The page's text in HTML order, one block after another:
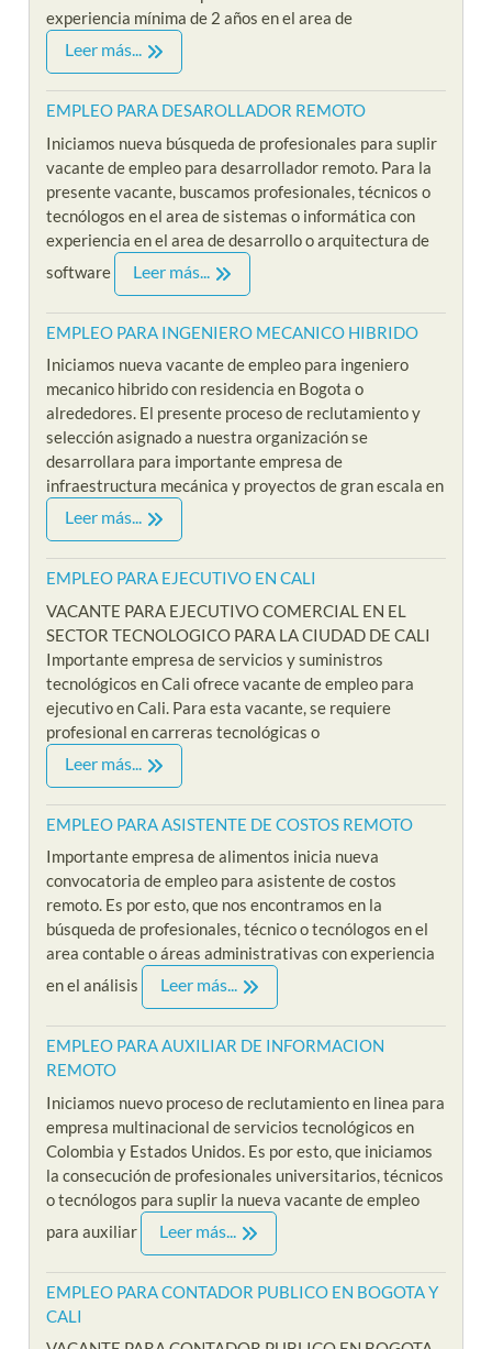
experiencia mínima de 2 años en el area de
Leer más...
EMPLEO PARA DESAROLLADOR REMOTO
Iniciamos nueva búsqueda de profesionales para suplir
vacante de empleo para desarrollador remoto. Para la
presente vacante, buscamos profesionales, técnicos o
tecnólogos en el area de sistemas o informática con
experiencia en el area de desarrollo o arquitectura de
software
Leer más...
EMPLEO PARA INGENIERO MECANICO HIBRIDO
Iniciamos nueva vacante de empleo para ingeniero
mecanico hibrido con residencia en Bogota o
alrededores. El presente proceso de reclutamiento y
selección asignado a nuestra organización se
desarrollara para importante empresa de
infraestructura mecánica y proyectos de gran escala en
Leer más...
EMPLEO PARA EJECUTIVO EN CALI
VACANTE PARA EJECUTIVO COMERCIAL EN EL
SECTOR TECNOLOGICO PARA LA CIUDAD DE CALI
Importante empresa de servicios y suministros
tecnológicos en Cali ofrece vacante de empleo para
ejecutivo en Cali. Para esta vacante, se requiere
profesional en carreras tecnológicas o
Leer más...
EMPLEO PARA ASISTENTE DE COSTOS REMOTO
Importante empresa de alimentos inicia nueva
convocatoria de empleo para asistente de costos
remoto. Es por esto, que nos encontramos en la
búsqueda de profesionales, técnico o tecnólogos en el
area contable o áreas administrativas con experiencia
en el análisis
Leer más...
EMPLEO PARA AUXILIAR DE INFORMACION
REMOTO
Iniciamos nuevo proceso de reclutamiento en linea para
empresa multinacional de servicios tecnológicos en
Colombia y Estados Unidos. Es por esto, que iniciamos
la consecución de profesionales universitarios, técnicos
o tecnólogos para suplir la nueva vacante de empleo
para auxiliar
Leer más...
EMPLEO PARA CONTADOR PUBLICO EN BOGOTA Y
CALI